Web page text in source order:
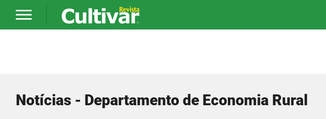
Notícias - Departamento de Economia Rural